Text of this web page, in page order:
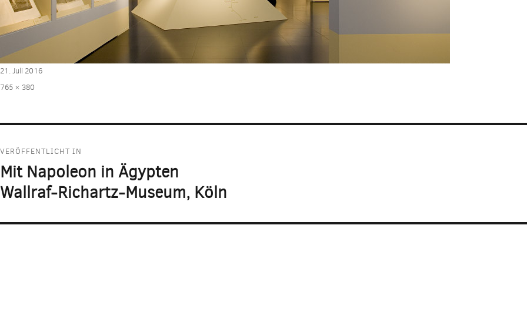
Veröffentlicht
am
21. Juli 2016
Volle
765 × 380
VERÖFFENTLICHT IN
Mit Napoleon in Ägypten
Wallraf-Richartz-Museum, Köln